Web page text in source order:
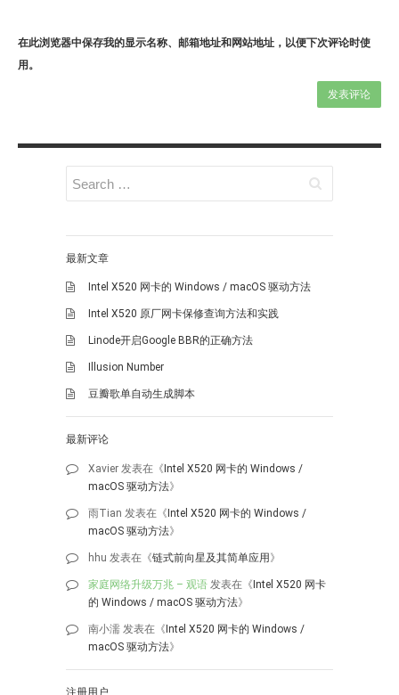
在此浏览器中保存我的显示名称、邮箱地址和网站地址，以便下次评论时使
用。
最新文章
Intel X520 网卡的 Windows / macOS 驱动方法
Intel X520 原厂网卡保修查询方法和实践
Linode开启Google BBR的正确方法
Illusion Number
豆瓣歌单自动生成脚本
最新评论
Xavier 发表在《Intel X520 网卡的 Windows /
macOS 驱动方法》
雨Tian 发表在《Intel X520 网卡的 Windows /
macOS 驱动方法》
hhu 发表在《链式前向星及其简单应用》
家庭网络升级万兆 – 观语 发表在《Intel X520 网卡
的 Windows / macOS 驱动方法》
南小濡 发表在《Intel X520 网卡的 Windows /
macOS 驱动方法》
注册用户